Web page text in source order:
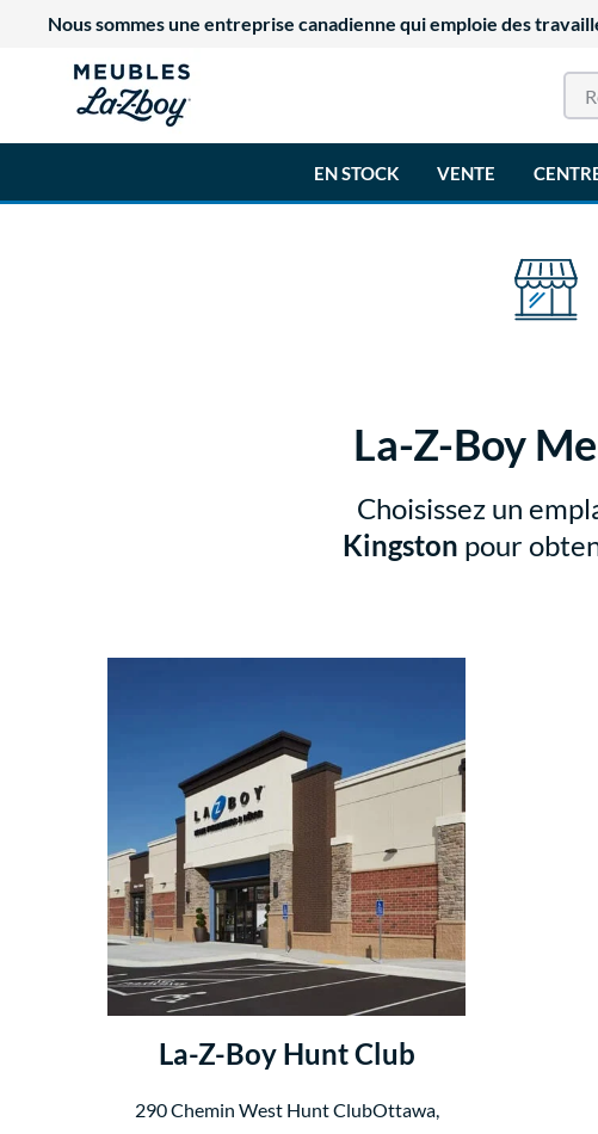
Nous sommes une entreprise canadienne qui emploie des
EN STOCK VENTE
La-Z-Boy
Choisissez un
Kingston pour
La-Z-Boy Hunt Club
290 Chemin West Hunt ClubOttawa,